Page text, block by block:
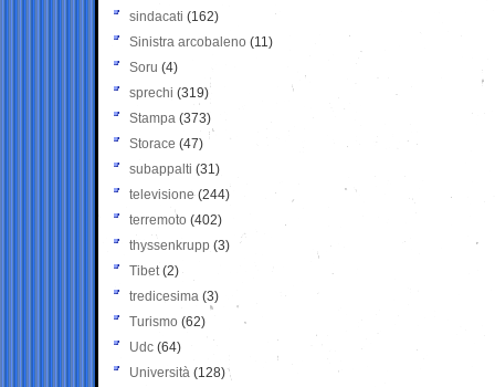
sindacati (162)
Sinistra arcobaleno (11)
Soru (4)
sprechi (319)
Stampa (373)
Storace (47)
subappalti (31)
televisione(244)
terremoto (402)
thyssenkrupp (3)
Tibet(2)
tredicesima (3)
Turismo (62)
Udc (64)
Università (128)